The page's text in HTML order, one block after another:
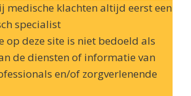
medische klachten altijd eerst een
specialist
op deze site is niet bedoeld als
de diensten of informatie van
en/of zorgverlenende